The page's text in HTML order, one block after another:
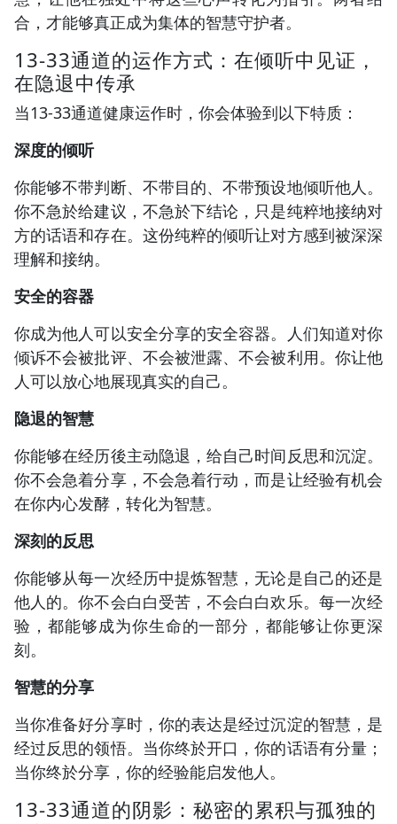
合，才能够真正成为集体的智慧守护者。
13-33通道的运作方式：在倾听中见证，
在隐退中传承
当13-33通道健康运作时，你会体验到以下特质：
深度的倾听
你能够不带判断、不带目的、不带预设地倾听他人。
你不急於给建议，不急於下结论，只是纯粹地接纳对
方的话语和存在。这份纯粹的倾听让对方感到被深深
理解和接纳。
安全的容器
你成为他人可以安全分享的安全容器。人们知道对你
倾诉不会被批评、不会被泄露、不会被利用。你让他
人可以放心地展现真实的自己。
隐退的智慧
你能够在经历後主动隐退，给自己时间反思和沉淀。
你不会急着分享，不会急着行动，而是让经验有机会
在你内心发酵，转化为智慧。
深刻的反思
你能够从每一次经历中提炼智慧，无论是自己的还是
他人的。你不会白白受苦，不会白白欢乐。每一次经
验，都能够成为你生命的一部分，都能够让你更深
刻。
智慧的分享
当你准备好分享时，你的表达是经过沉淀的智慧，是
经过反思的领悟。当你终於开口，你的话语有分量；
当你终於分享，你的经验能启发他人。
13-33通道的阴影：秘密的累积与孤独的